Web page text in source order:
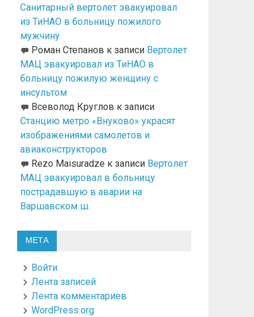
Санитарный вертолет эвакуировал
из ТиНАО в больницу пожилого
мужчину
Роман Степанов к записи Вертолет
МАЦ эвакуировал из ТиНАО в
больницу пожилую женщину с
инсультом
Всеволод Круглов к записи
Станцию метро «Внуково» украсят
изображениями самолетов и
авиаконструкторов
Rezo Maisuradze к записи Вертолет
МАЦ эвакуировал в больницу
пострадавшую в аварии на
Варшавском ш.
МЕТА
Войти
Лента записей
Лента комментариев
WordPress.org